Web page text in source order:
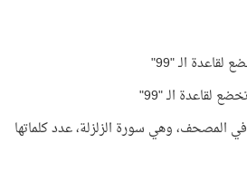
السورة التي ترتيبها رقم 99 في المصحف، وهي سورة الزلزلة، عدد كلماتها